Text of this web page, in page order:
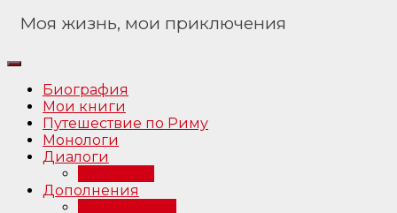
Моя жизнь, мои приключения
Биография
Мои книги
Путешествие по Риму
Монологи
Диалоги
Дополнения